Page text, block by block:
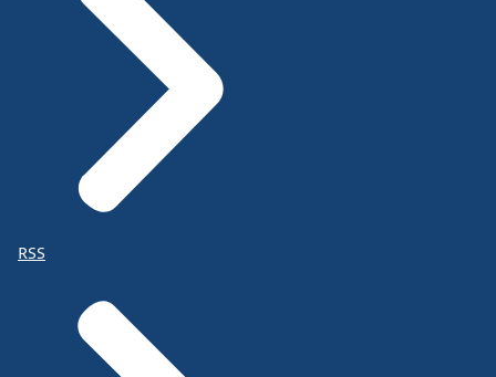
RSS